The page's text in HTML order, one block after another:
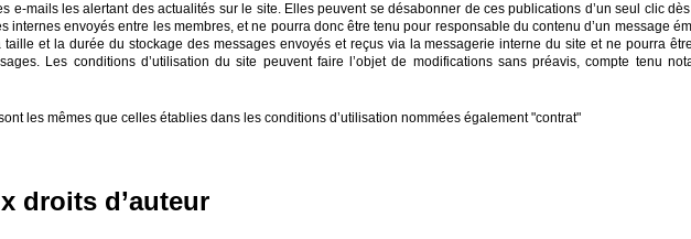
e-mails les alertant des actualités sur le site. Elles peuvent se désabonner de ces publications d’un seul clic dès
envoyés entre les membres, et ne pourra donc être tenu pour responsable du contenu d’un message
et la durée du stockage des messages envoyés et reçus via la messagerie interne du site et ne pourra
Les conditions d’utilisation du site peuvent faire l’objet de modifications sans préavis, compte tenu
les mêmes que celles établies dans les conditions d’utilisation nommées également "contrat"
droits d’auteur